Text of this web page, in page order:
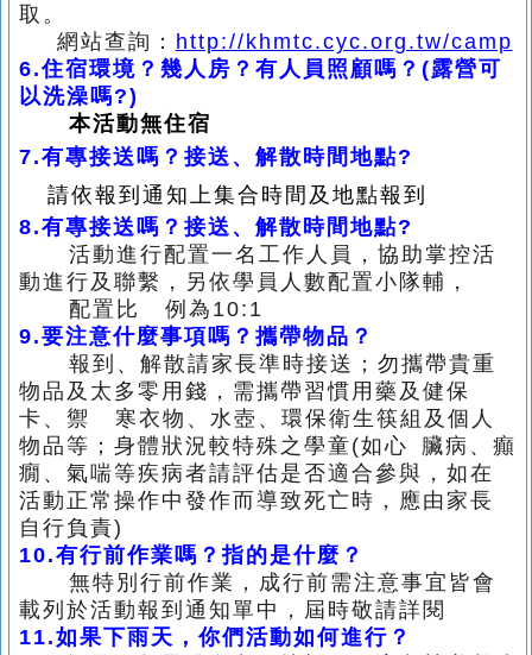
取。
網站查詢： http://khmtc.cyc.org.tw/camp
6.住宿環境？幾人房？有人員照顧嗎？(露營可
以洗澡嗎?)
本活動無住宿
7.有專接送嗎？接送、解散時間地點?
請依報到通知上集合時間及地點報到
8.有專接送嗎？接送、解散時間地點?
活動進行配置一名工作人員，協助掌控活
動進行及聯繫， 另依學員人數配置小隊輔，
配置比 例為10:1
9.要注意什麼事項嗎？攜帶物品？
報到、解散請家長準時接送；勿攜帶貴重
物品及太多零用錢，需攜帶習慣用藥及健保
卡、 禦 寒衣物、 水壺、環保衛生筷組及個人
物品等；身體狀況較特殊之學童(如心
臟病、癲
癇、氣喘等疾病者請評估是否適合參與，如在
活動正常操作中發作而導致死亡時， 應由家長
自行負 責)
10.有行前作業嗎？指的是什麼？
無特別行前作業，成行前需注意事宜皆會
載列於活動報到通知單中，屆時敬請詳閱
11.如果下雨天，你們活動如何進行？